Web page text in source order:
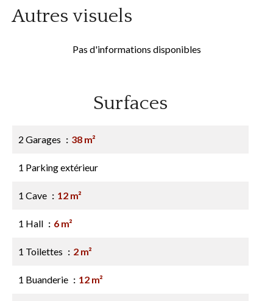
Autres visuels
Pas d'informations disponibles
Surfaces
2 Garages 38 m²
1 Parking extérieur
1 Cave 12 m²
1 Hall 6 m²
1 Toilettes 2 m²
1 Buanderie 12 m²